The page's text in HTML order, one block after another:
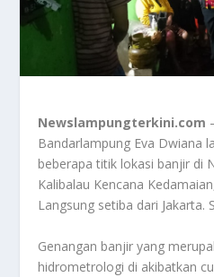
Newslampungterkini.com
Bandarlampung Eva Dwiana
beberapa titik lokasi banjir di
Kalibalau Kencana
Langsung setiba dari Jakarta.
Genangan banjir yang
hidrometrologi di akibatkan